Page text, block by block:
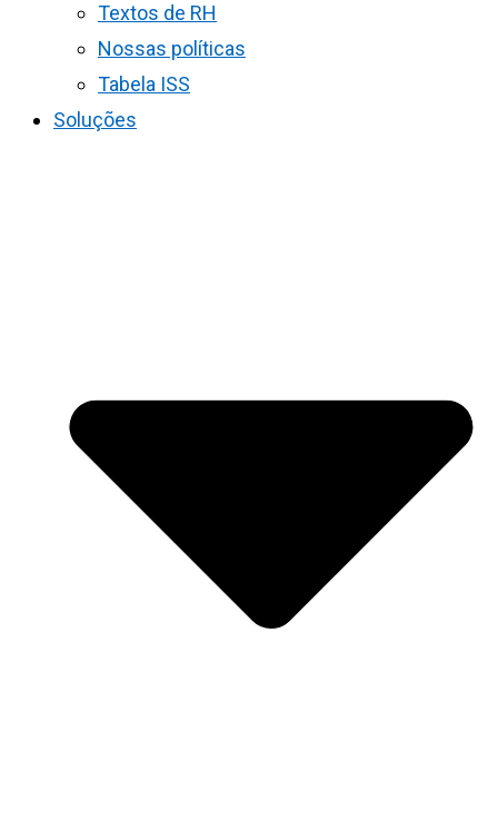
Textos de RH
Nossas políticas
Tabela ISS
Soluções